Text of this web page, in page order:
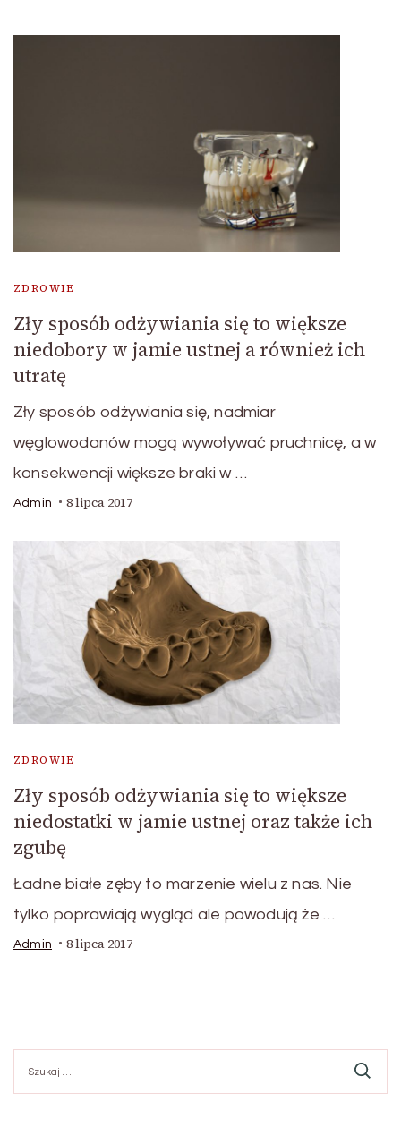
ZDROWIE
Zły sposób odżywiania się to większe
niedobory w jamie ustnej a również ich
utratę
Zły sposób odżywiania się, nadmiar
węglowodanów mogą wywoływać pruchnicę, a w
konsekwencji większe braki w …
Admin 8 lipca 2017
ZDROWIE
Zły sposób odżywiania się to większe
niedostatki w jamie ustnej oraz także ich
zgubę
Ładne białe zęby to marzenie wielu z nas. Nie
tylko poprawiają wygląd ale powodują że …
Admin 8 lipca 2017